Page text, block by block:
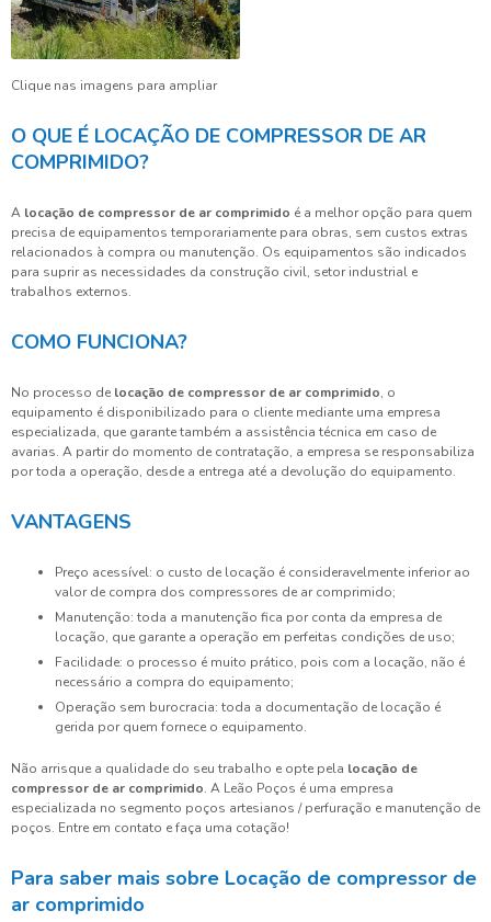
Clique nas imagens para ampliar
O QUE É LOCAÇÃO DE COMPRESSOR DE AR
COMPRIMIDO?
A locação de compressor de ar comprimido é a melhor opção para quem
precisa de equipamentos temporariamente para obras, sem custos extras
relacionados à compra ou manutenção. Os equipamentos são indicados
para suprir as necessidades da construção civil, setor industrial e
trabalhos externos.
COMO FUNCIONA?
No processo de locação de compressor de ar comprimido, o
equipamento é disponibilizado para o cliente mediante uma empresa
especializada, que garante também a assistência técnica em caso de
avarias. A partir do momento de contratação, a empresa se responsabiliza
por toda a operação, desde a entrega até a devolução do equipamento.
VANTAGENS
Preço acessível: o custo de locação é consideravelmente inferior ao
valor de compra dos compressores de ar comprimido;
Manutenção: toda a manutenção fica por conta da empresa de
locação, que garante a operação em perfeitas condições de uso;
Facilidade: o processo é muito prático, pois com a locação, não é
necessário a compra do equipamento;
Operação sem burocracia: toda a documentação de locação é
gerida por quem fornece o equipamento.
Não arrisque a qualidade do seu trabalho e opte pela locação de
compressor de ar comprimido. A Leão Poços é uma empresa
especializada no segmento poços artesianos / perfuração e manutenção de
poços. Entre em contato e faça uma cotação!
Para saber mais sobre Locação de compressor de
ar comprimido